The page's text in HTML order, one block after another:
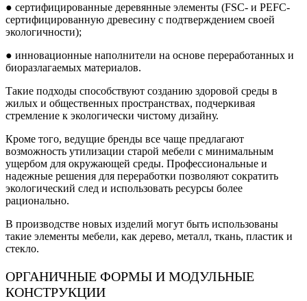
● сертифицированные деревянные элементы (FSC- и PEFC-
сертифицированную древесину с подтверждением своей
экологичности);
● инновационные наполнители на основе переработанных и
биоразлагаемых материалов.
Такие подходы способствуют созданию здоровой среды в
жилых и общественных пространствах, подчеркивая
стремление к экологически чистому дизайну.
Кроме того, ведущие бренды все чаще предлагают
возможность утилизации старой мебели с минимальным
ущербом для окружающей среды. Профессиональные и
надежные решения для переработки позволяют сократить
экологический след и использовать ресурсы более
рационально.
В производстве новых изделий могут быть использованы
такие элементы мебели, как дерево, металл, ткань, пластик и
стекло.
ОРГАНИЧНЫЕ ФОРМЫ И МОДУЛЬНЫЕ
КОНСТРУКЦИИ